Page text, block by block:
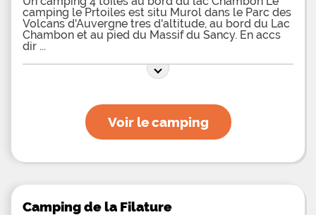
camping le Prtoiles est situ Murol dans le Parc des
Volcans d'Auvergne tres d'altitude, au bord du Lac
Chambon et au pied du Massif du Sancy. En accs
dir
Voir le camping
Camping de la Filature